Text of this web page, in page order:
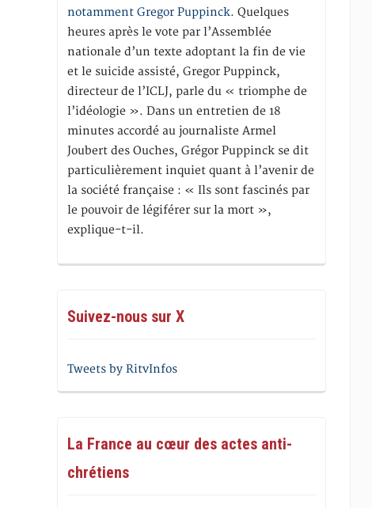
notamment Gregor Puppinck. Quelques
heures après le vote par l’Assemblée
nationale d’un texte adoptant la fin de vie
et le suicide assisté, Gregor Puppinck,
directeur de l’ICLJ, parle du « triomphe de
l’idéologie ». Dans un entretien de 18
minutes accordé au journaliste Armel
Joubert des Ouches, Grégor Puppinck se dit
particulièrement inquiet quant à l’avenir de
la société française : « Ils sont fascinés par
le pouvoir de légiférer sur la mort »,
explique-t-il.
Suivez-nous sur X
Tweets by RitvInfos
La France au cœur des actes anti-
chrétiens